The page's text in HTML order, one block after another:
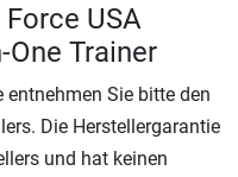
USA
Trainer
entnehmen Sie bitte den
Die Herstellergarantie
und hat keinen